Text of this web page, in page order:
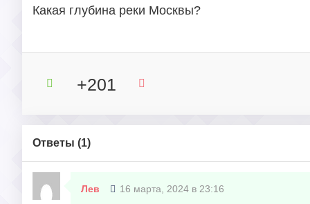
Какая глубина реки Москвы?
+201
Ответы (1)
Лев 16 марта, 2024 в 23:16